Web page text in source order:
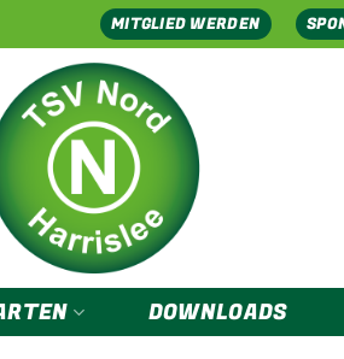
MITGLIED WERDEN
DOWNLOADS